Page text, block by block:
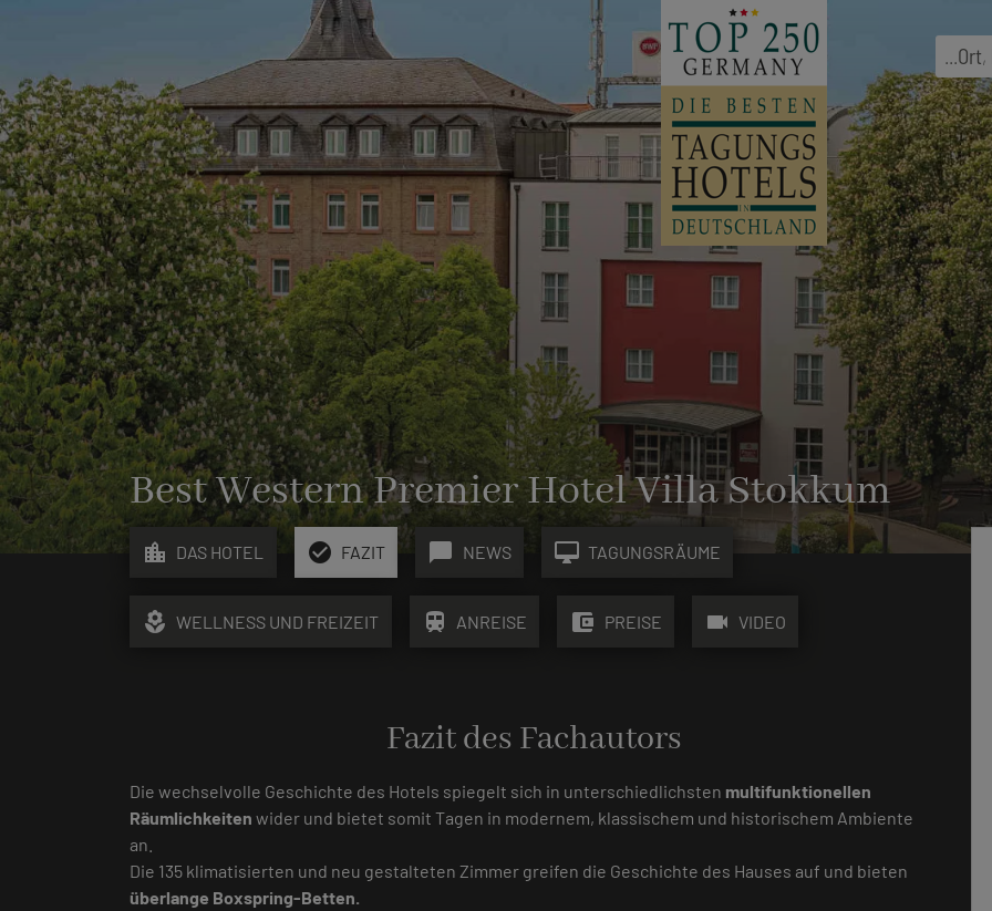
...Ort,
Best Western Premier Hotel Villa Stokkum
location_city DAS HOTEL check_circle FAZIT chat_bubble NEWS desktop_mac TAGUNGSRÄUME
local_florist WELLNESS UND FREIZEIT train ANREISE account_balance_wallet PREISE videocam VIDEO
Fazit des Fachautors
Die wechselvolle Geschichte des Hotels spiegelt sich in unterschiedlichsten multifunktionellen
Räumlichkeiten wider und bietet somit Tagen in modernem, klassischem und historischem Ambiente
an.
Die 135 klimatisierten und neu gestalteten Zimmer greifen die Geschichte des Hauses auf und bieten
überlange Boxspring-Betten.